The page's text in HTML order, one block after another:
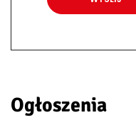
Ogłoszenia